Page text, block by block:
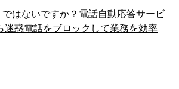
はないですか？電話自動応答サービ
迷惑電話をブロックして業務を効率